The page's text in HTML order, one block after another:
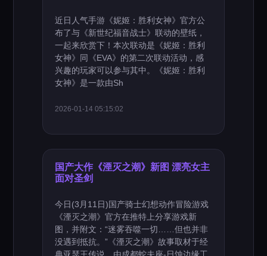
近日人气手游《妮姬：胜利女神》官方公
布了与《新世纪福音战士》联动的壁纸，
一起来欣赏下！本次联动是《妮姬：胜利
女神》同《EVA》的第二次联动活动，感
兴趣的玩家可以参与其中。《妮姬：胜利
女神》是一款由Sh
2026-01-14 05:15:02
国产大作《湮灭之潮》新图 漂亮女主
面对圣剑
今日(3月11日)国产骑士幻想动作冒险游戏
《湮灭之潮》官方在推特上分享游戏新
图，并附文：“迷雾吞噬一切……但也并非
没遇到抵抗。”《湮灭之潮》故事取材于经